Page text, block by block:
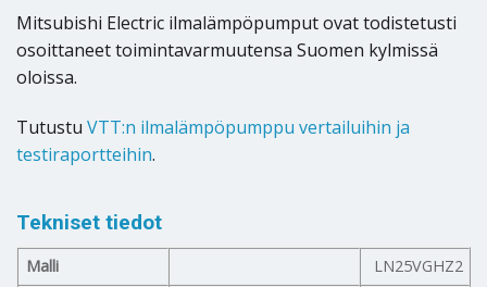
Mitsubishi Electric ilmalämpöpumput ovat todistetusti
osoittaneet toimintavarmuutensa Suomen kylmissä
oloissa.
Tutustu VTT:n ilmalämpöpumppu vertailuihin ja
testiraportteihin.
Tekniset tiedot
Malli LN25VGHZ2